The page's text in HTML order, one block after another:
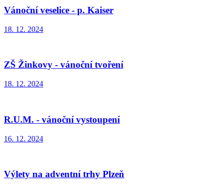
Vánoční veselice - p. Kaiser
18. 12. 2024
ZŠ Žinkovy - vánoční tvoření
18. 12. 2024
R.U.M. - vánoční vystoupení
16. 12. 2024
Výlety na adventní trhy Plzeň